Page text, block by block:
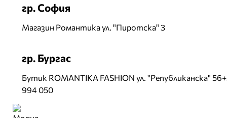
гр. София
Магазин Романтика ул. "Пиротска" 3
гр. Бургас
Бутик ROMANTIKA FASHION ул. "Републиканска"
994 050